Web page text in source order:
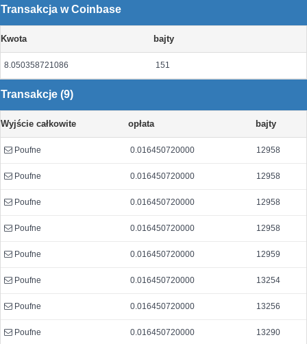
Transakcja w Coinbase
Kwota bajty
8.050358721086 151
Transakcje (9)
Wyjście całkowite opłata bajty
Poufne 0.016450720000 12958
Poufne 0.016450720000 12958
Poufne 0.016450720000 12958
Poufne 0.016450720000 12958
Poufne 0.016450720000 12959
Poufne 0.016450720000 13254
Poufne 0.016450720000 13256
Poufne 0.016450720000 13290